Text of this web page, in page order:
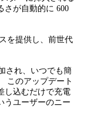
さが自動的に 600
を提供し、前世代
され、いつでも簡
このアップデート
し込むだけで充電
うユーザーのニー